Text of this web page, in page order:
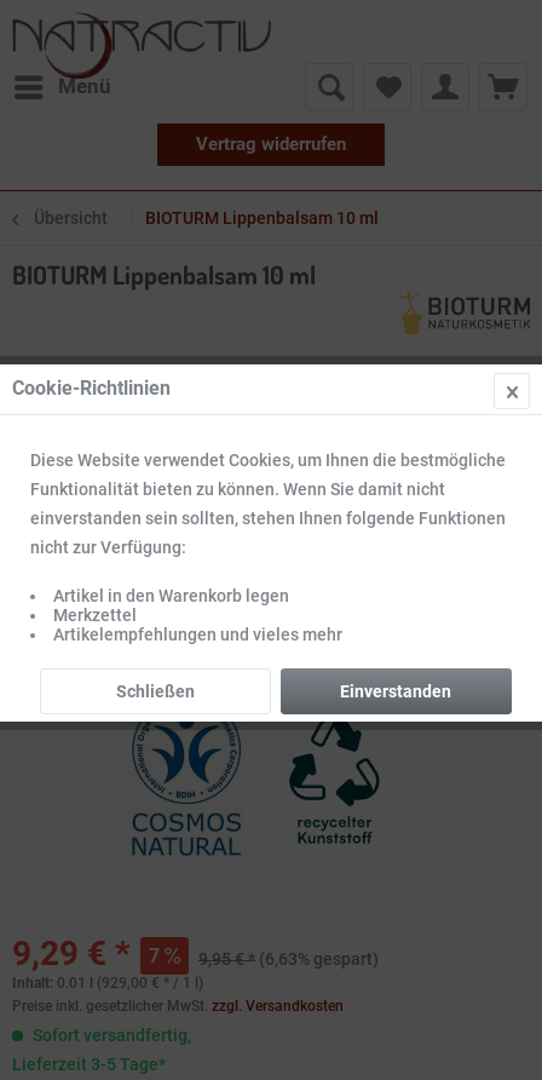
Menü
Vertrag widerrufen
Übersicht BIOTURM Lippenbalsam 10 ml
BIOTURM Lippenbalsam 10 ml
9,29 € * 7 9,95 € * (6,63% gespart)
Inhalt: 0.01 l (929,00 € * / 1 l)
Preise inkl. gesetzlicher MwSt. zzgl. Versandkosten
Sofort versandfertig,
Lieferzeit 3-5 Tage*
Cookie-Richtlinien
Diese Website verwendet Cookies, um Ihnen die bestmögliche
Funktionalität bieten zu können. Wenn Sie damit nicht
einverstanden sein sollten, stehen Ihnen folgende Funktionen
nicht zur Verfügung:
Artikel in den Warenkorb legen
Merkzettel
Artikelempfehlungen und vieles mehr
Einverstanden
Schließen